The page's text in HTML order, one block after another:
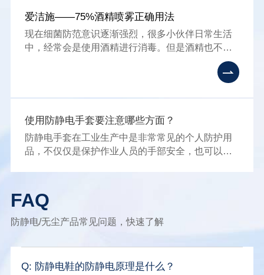
爱洁施——75%酒精喷雾正确用法
现在细菌防范意识逐渐强烈，很多小伙伴日常生活
中，经常会是使用酒精进行消毒。但是酒精也不是
随便使用就有效果的，下面小辉来简单介绍一下75
酒精喷雾正确用，了解正确的使用领域，也可以对
使用防静电手套要注意哪些方面？
防静电手套在工业生产中是非常常见的个人防护用
品，不仅仅是保护作业人员的手部安全，也可以姮
家介绍使用防静电手套要注意哪些方面吧！
FAQ
防静电/无尘产品常见问题，快速了解
Q: 防静电鞋的防静电原理是什么？